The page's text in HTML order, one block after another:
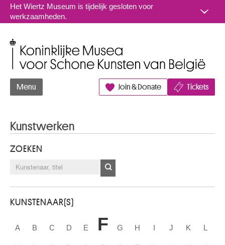
Naar inhoud
Het Wiertz Museum is tijdelijk gesloten voor
werkzaamheden.
Menu Join & Donate Tickets
Kunstwerken
ZOEKEN
KUNSTENAAR(S)
A B C D E F G H I J K L